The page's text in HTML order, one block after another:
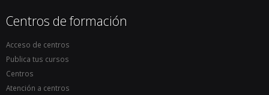
Centros de formación
Acceso de centros
Publica tus cursos
Centros
Atención a centros